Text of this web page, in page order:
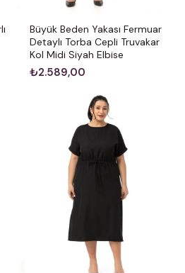
boydan düğmeli, göğsü fırfır
Büyük Beden Yakası Fermuar
Detaylı Torba Cepli Truvakar
Kol Midi Siyah Elbise
₺2.589,00